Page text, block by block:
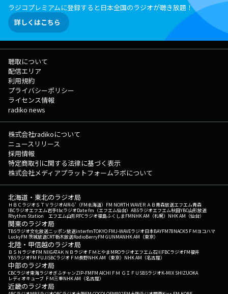
ラジコプレミアムに登録すると日本全国のラジオが聴き放題！
詳しくはこちら
聴取について
配信エリア
利用規約
プライバシーポリシー
ライセンス情報
radiko news
株式会社radikoについて
ニュースリリース
採用情報
特定商取引に関する法律に基づく表示
株式会社メディアプラットフォームラボについて
北海道・東北のラジオ局
ＨＢＣラジオＳＴＶラジオAIR-G'（FM北海道） FM NORTH WAVEＲＡＢ青森放送エフエム青森
IBCラジオエフエム岩手tbcラジオDate fm（エフエム仙台） ABSラジオエフエム秋田YBC山形放送
Rhythm Station エフエム山形RFCラジオ福島ふくしまFMNHK AM（札幌） NHK AM（仙台）
関東のラジオ局
TBSラジオ文化放送ニッポン放送interfmTOKYO FMJ-WAVEラジオ日本BAYFM78NACK5 ＦＭヨコハマ
LuckyFM 茨城放送CRT栃木放送RadioBerryFM GUNMANHK AM（東京）
北陸・甲信越のラジオ局
ＢＳＮラジオFM NIIGATAＫＮＢラジオ ＦＭとやまMROラジオエフエム石川FBCラジオFM福井
YBSラジオFM FUJISBCラジオ ＦＭ長野NHK AM（東京） NHK AM（名古屋）
中部のラジオ局
CBCラジオ東海ラジオぎふチャンZIP-FMFM AICHI ＦＭ ＧＩＦＵ SBSラジオK-MIX SHIZUOKA
レディオキューブ ＦＭ三重NHK AM（名古屋）
近畿のラジオ局